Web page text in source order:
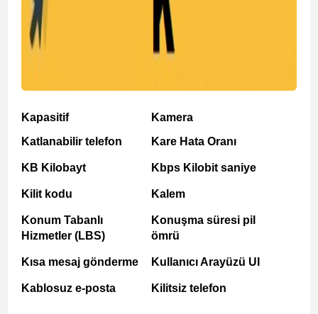
Kapasitif
Katlanabilir telefon
KB Kilobayt
Kilit kodu
Konum Tabanlı
Hizmetler (LBS)
Kısa mesaj gönderme
Kablosuz e-posta
Kamera
Kare Hata Oranı
Kbps Kilobit saniye
Kalem
Konuşma süresi pil
ömrü
Kullanıcı Arayüzü UI
Kilitsiz telefon